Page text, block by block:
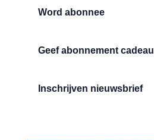
Word abonnee
Geef abonnement cadeau
Inschrijven nieuwsbrief